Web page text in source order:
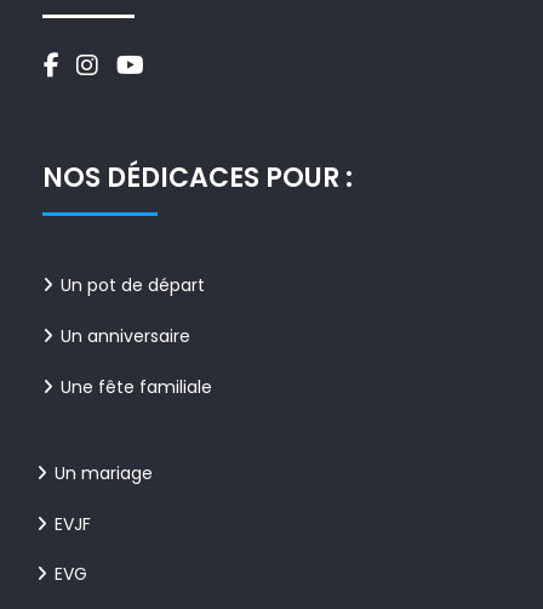
NOS DÉDICACES POUR :
Un pot de départ
Un anniversaire
Une fête familiale
Un mariage
EVJF
EVG